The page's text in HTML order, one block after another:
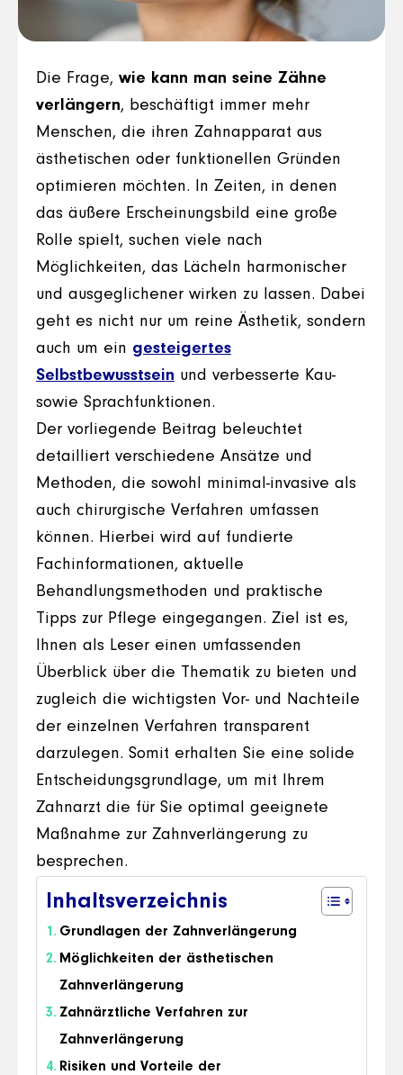
Die Frage, wie kann man seine Zähne
verlängern, beschäftigt immer mehr
Menschen, die ihren Zahnapparat aus
ästhetischen oder funktionellen Gründen
optimieren möchten. In Zeiten, in denen
das äußere Erscheinungsbild eine große
Rolle spielt, suchen viele nach
Möglichkeiten, das Lächeln harmonischer
und ausgeglichener wirken zu lassen. Dabei
geht es nicht nur um reine Ästhetik, sondern
auch um ein gesteigertes
Selbstbewusstsein und verbesserte Kau-
sowie Sprachfunktionen.
Der vorliegende Beitrag beleuchtet
detailliert verschiedene Ansätze und
Methoden, die sowohl minimal-invasive als
auch chirurgische Verfahren umfassen
können. Hierbei wird auf fundierte
Fachinformationen, aktuelle
Behandlungsmethoden und praktische
Tipps zur Pflege eingegangen. Ziel ist es,
Ihnen als Leser einen umfassenden
Überblick über die Thematik zu bieten und
zugleich die wichtigsten Vor- und Nachteile
der einzelnen Verfahren transparent
darzulegen. Somit erhalten Sie eine solide
Entscheidungsgrundlage, um mit Ihrem
Zahnarzt die für Sie optimal geeignete
Maßnahme zur Zahnverlängerung zu
besprechen.
Inhaltsverzeichnis
Grundlagen der Zahnverlängerung
Möglichkeiten der ästhetischen
Zahnverlängerung
Zahnärztliche Verfahren zur
Zahnverlängerung
Risiken und Vorteile der